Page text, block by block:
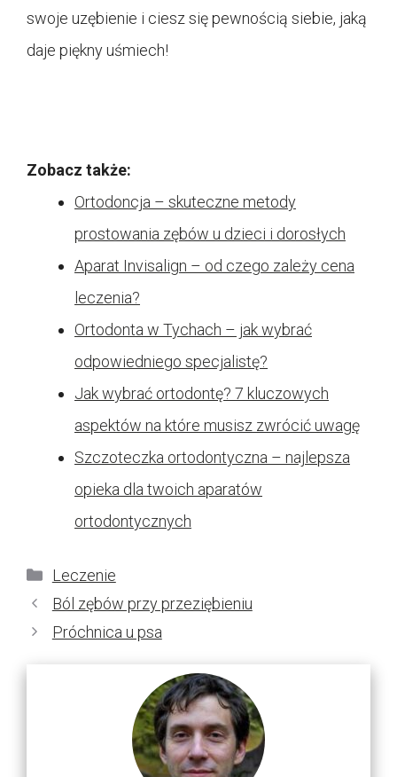
swoje uzębienie i ciesz się pewnością siebie, jaką
daje piękny uśmiech!
Zobacz także:
Ortodoncja – skuteczne metody
prostowania zębów u dzieci i dorosłych
Aparat Invisalign – od czego zależy cena
leczenia?
Ortodonta w Tychach – jak wybrać
odpowiedniego specjalistę?
Jak wybrać ortodontę? 7 kluczowych
aspektów na które musisz zwrócić uwagę
Szczoteczka ortodontyczna – najlepsza
opieka dla twoich aparatów
ortodontycznych
Kategorie
Leczenie
Ból zębów przy przeziębieniu
Próchnica u psa